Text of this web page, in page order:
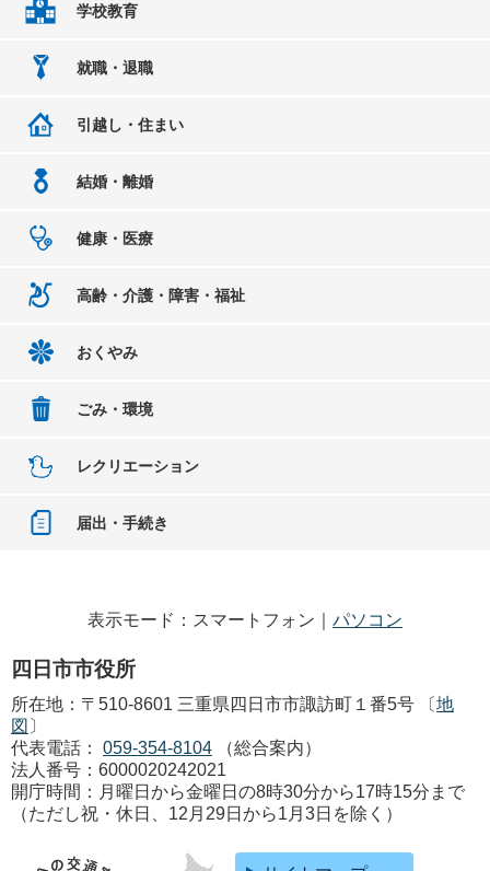
学校教育
就職・退職
引越し・住まい
結婚・離婚
健康・医療
高齢・介護・障害・福祉
おくやみ
ごみ・環境
レクリエーション
届出・手続き
表示モード：スマートフォン｜ パソコン
四日市市役所
所在地：〒510-8601 三重県四日市市諏訪町１番5号 〔地
図 〕
代表電話：
059-354-8104
（総合案内）
法人番号：6000020242021
開庁時間：月曜日から金曜日の8時30分から17時15分まで
（ただし祝・休日、12月29日から1月3日を除く）